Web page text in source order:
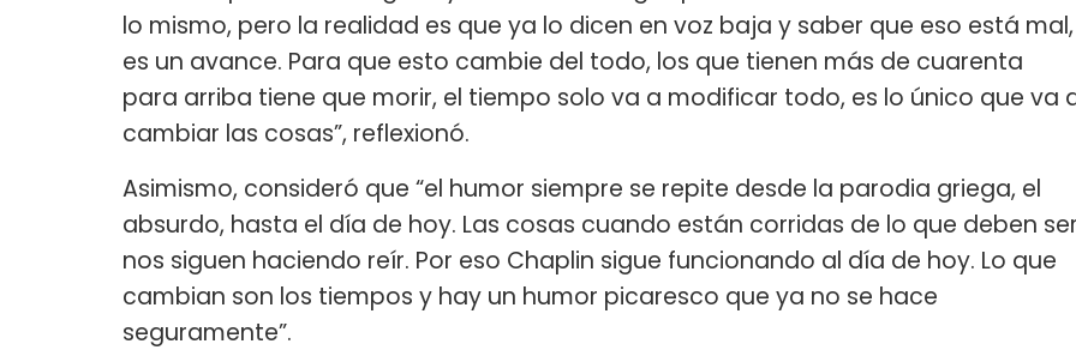
lo mismo, pero la realidad es que ya lo dicen en voz baja y saber que eso está mal,
es un avance. Para que esto cambie del todo, los que tienen más de cuarenta
para arriba tiene que morir, el tiempo solo va a modificar todo, es lo único que va
cambiar las cosas”, reflexionó.
Asimismo, consideró que “el humor siempre se repite desde la parodia griega, el
absurdo, hasta el día de hoy. Las cosas cuando están corridas de lo que deben ser
nos siguen haciendo reír. Por eso Chaplin sigue funcionando al día de hoy. Lo que
cambian son los tiempos y hay un humor picaresco que ya no se hace
seguramente”.